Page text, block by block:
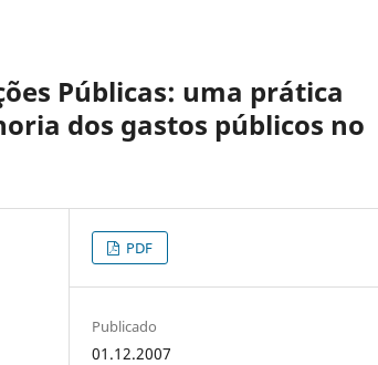
Públicas: uma prática
dos gastos públicos no
PDF
Publicado
01.12.2007